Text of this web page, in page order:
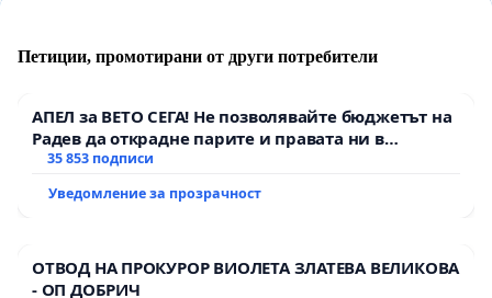
Категорично заяваваме своята подкрепа за арх.
Петър Петров и се обявяваме против неговото
за недвижимо културно наследство!
Петиции, промотирани от други потребители
АПЕЛ за ВЕТО СЕГА! Не позволявайте бюджетът на
Радев да открадне парите и правата ни в
тъмното
35 853 подписи
Уведомление за прозрачност
ОТВОД НА ПРОКУРОР ВИОЛЕТА ЗЛАТЕВА ВЕЛИКОВА
- ОП ДОБРИЧ